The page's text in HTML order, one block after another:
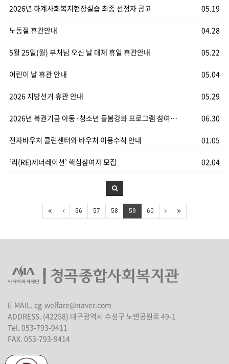
05.19
2026년 하계사회복지현장실습 최종 선정자 공고
04.28
노동절 휴관안내
05.22
5월 25일(월) 부처님 오신 날 대체 휴일 휴관안내
05.04
어린이 날 휴관 안내
05.29
2026 지방선거 휴관 안내
06.30
2026년 복권기금 아동·청소년 돌봄강화 프로그램 참여…
01.05
전자바우처 클린센터와 바우처 이용수칙 안내
02.04
‘리(RE)제너레이션’ 핵심참여자 모집
56 57 58 59 60
E-MAIL. cg-welfare@naver.com
ADDRESS. (42258) 대구광역시 수성구 노변공원로 49-1
Tel. 053-793-9411
FAX. 053-793-9414